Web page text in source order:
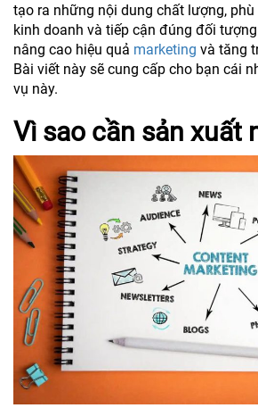
tạo ra những nội dung chất lượng,
kinh doanh và tiếp cận đúng đối
nâng cao hiệu quả marketing và tăng
Bài viết này sẽ cung cấp cho bạn cái
vụ này.
Vì sao cần sản xuất